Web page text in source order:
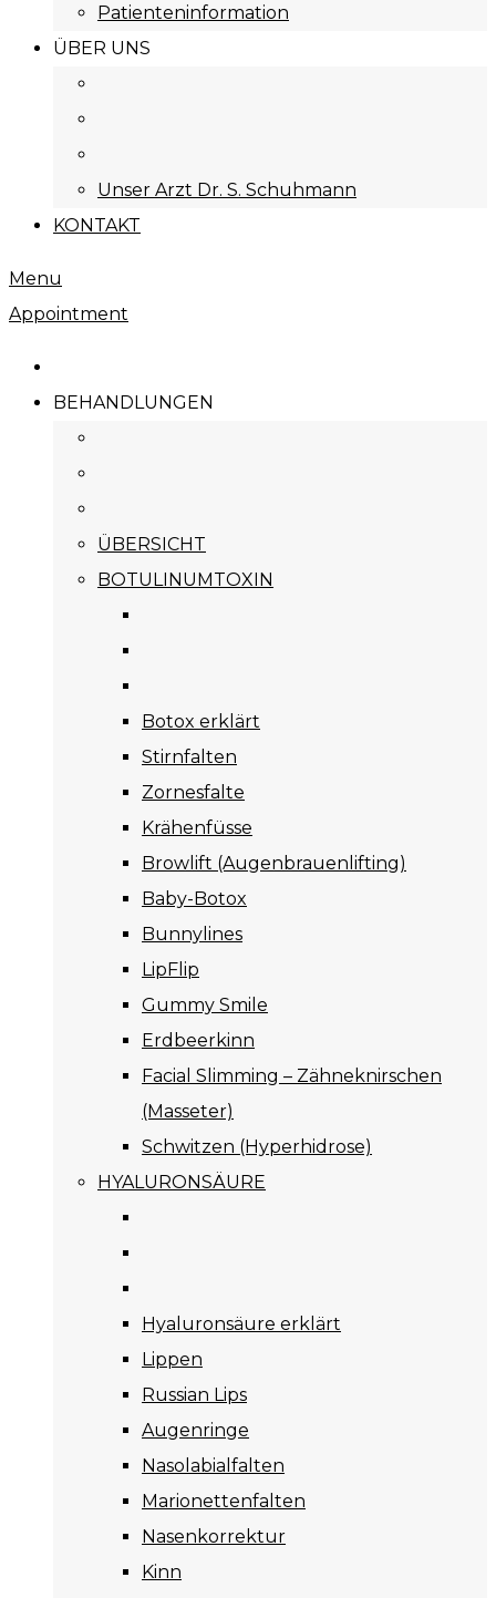
Patienteninformation
ÜBER UNS
Unser Arzt Dr. S. Schuhmann
KONTAKT
Menu
Appointment
BEHANDLUNGEN
ÜBERSICHT
BOTULINUMTOXIN
Botox erklärt
Stirnfalten
Zornesfalte
Krähenfüsse
Browlift (Augenbrauenlifting)
Baby-Botox
Bunnylines
LipFlip
Gummy Smile
Erdbeerkinn
Facial Slimming – Zähneknirschen
(Masseter)
Schwitzen (Hyperhidrose)
HYALURONSÄURE
Hyaluronsäure erklärt
Lippen
Russian Lips
Augenringe
Nasolabialfalten
Marionettenfalten
Nasenkorrektur
Kinn